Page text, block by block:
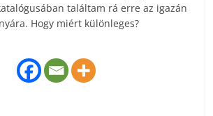
találtam rá erre az igazán
Hogy miért különleges?